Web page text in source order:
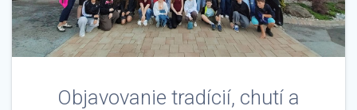
Objavovanie tradícií, chutí a